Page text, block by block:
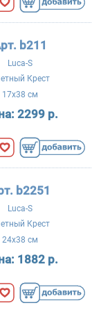
b211
Luca-S
Крест
17x38 см
2299 р.
b2251
Luca-S
Крест
24x38 см
1882 р.